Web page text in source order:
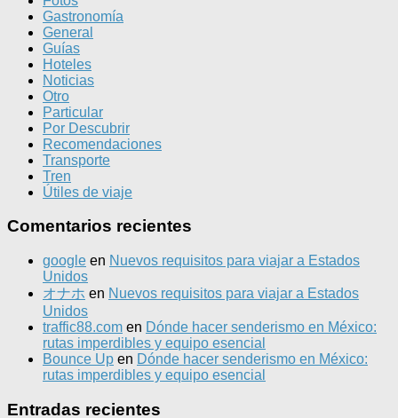
Gastronomía
General
Guías
Hoteles
Noticias
Otro
Particular
Por Descubrir
Recomendaciones
Transporte
Tren
Útiles de viaje
Comentarios recientes
google en Nuevos requisitos para viajar a Estados
Unidos
オナホ en Nuevos requisitos para viajar a Estados
Unidos
traffic88.com en Dónde hacer senderismo en México:
rutas imperdibles y equipo esencial
Bounce Up en Dónde hacer senderismo en México:
rutas imperdibles y equipo esencial
Entradas recientes